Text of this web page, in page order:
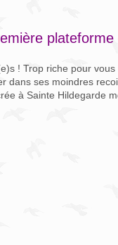
! Trop riche pour
dans ses moindres
à Sainte Hildegarde